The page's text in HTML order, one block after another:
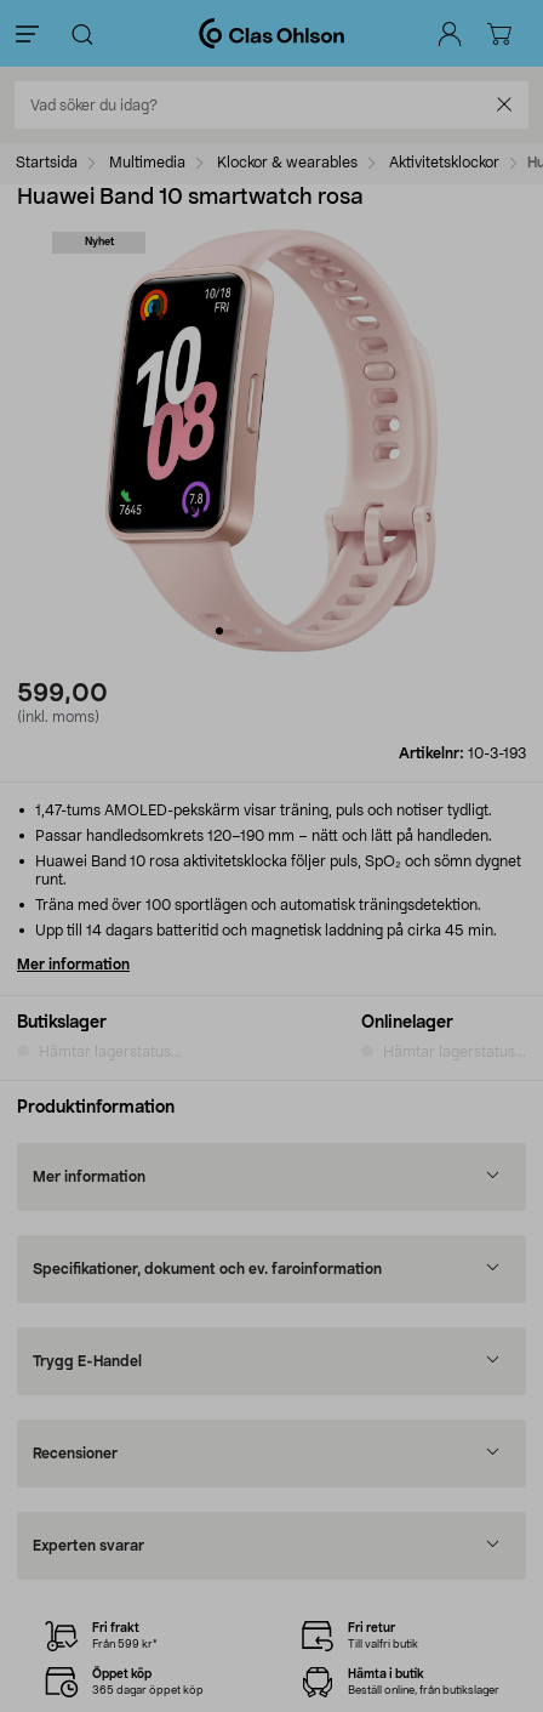
Startsida Multimedia Klockor & wearables Aktivitetsklockor
Huawei Band 10 smartwatch rosa
Nyhet
599,00
(inkl. moms)
Artikelnr: 10-3-193
Butikslager
Hämtar lagerstatus...
Onlinelager
Hämtar lagerstatus...
1,47-tums AMOLED-pekskärm visar träning, puls och notiser tydligt.
Passar handledsomkrets 120–190 mm – nätt och lätt på handleden.
Huawei Band 10 rosa aktivitetsklocka följer puls, SpO₂ och sömn dygnet
runt.
Träna med över 100 sportlägen och automatisk träningsdetektion.
Upp till 14 dagars batteritid och magnetisk laddning på cirka 45 min.
Mer information
Produktinformation
Mer information
Specifikationer, dokument och ev. faroinformation
Trygg E-Handel
Recensioner
Experten svarar
Fri frakt
Från 599 kr*
Fri retur
Till valfri butik
Öppet köp
365 dagar öppet köp
Hämta i butik
Beställ online, från butikslager